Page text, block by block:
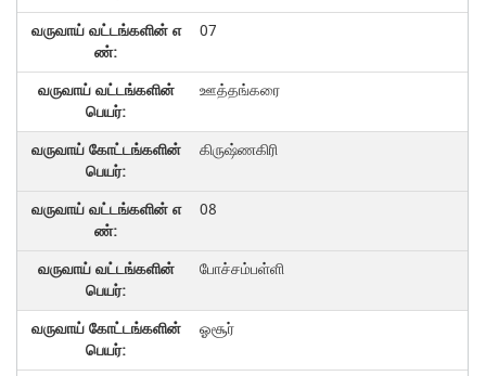
07
ஊத்தங்கரை
கிருஷ்ணகிரி
08
போச்சம்பள்ளி
ஓசூர்